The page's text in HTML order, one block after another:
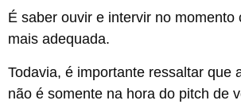
É saber ouvir e intervir no momento
mais adequada.
Todavia, é importante ressaltar que
não é somente na hora do pitch de